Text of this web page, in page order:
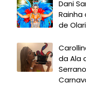
Dani
de
da Ala